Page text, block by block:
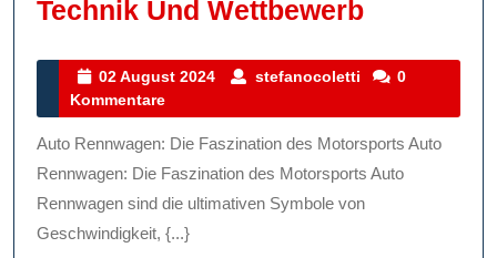
Technik Und WettbewerbDie
Von
Technik
02 August 2024
02
2024
stefanocoletti stefanocoletti
0
Kommentare
Auto Rennwagen: Die Faszination des Motorsports Auto
Rennwagen: Die Faszination des Motorsports Auto
Rennwagen sind die ultimativen Symbole von
Geschwindigkeit, {...}